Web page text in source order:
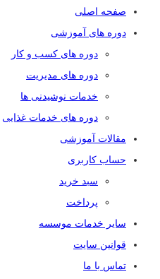
صفحه اصلی
دوره های آموزشی
دوره های کسب و کار
دوره های مدیریت
خدمات نوشیدنی ها
دوره های خدمات غذایی
مقالات آموزشی
حساب کاربری
سبد خرید
پرداخت
سایر خدمات موسسه
قوانین سایت
تماس با ما